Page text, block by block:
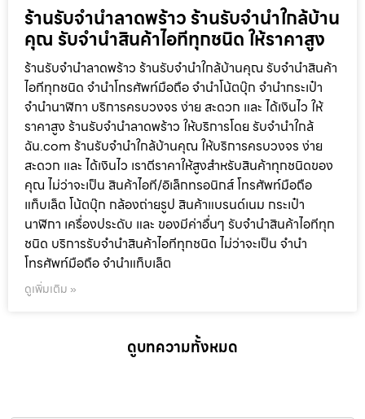
ร้านรับจำนำลาดพร้าว ร้านรับจำนำใกล้บ้าน
คุณ รับจำนำสินค้าไอทีทุกชนิด ให้ราคาสูง
ร้านรับจำนำลาดพร้าว ร้านรับจำนำใกล้บ้านคุณ รับจำนำสินค้า
ไอทีทุกชนิด จำนำโทรศัพท์มือถือ จำนำโน้ตบุ๊ก จำนำกระเป๋า
จำนำนาฬิกา บริการครบวงจร ง่าย สะดวก และ ได้เงินไว ให้
ราคาสูง ร้านรับจำนำลาดพร้าว ให้บริการโดย รับจํานําใกล้
ฉัน.com ร้านรับจำนำใกล้บ้านคุณ ให้บริการครบวงจร ง่าย
สะดวก และ ได้เงินไว เราตีราคาให้สูงสำหรับสินค้าทุกชนิดของ
คุณ ไม่ว่าจะเป็น สินค้าไอที/อิเล็กทรอนิกส์ โทรศัพท์มือถือ
แท็บเล็ต โน้ตบุ๊ก กล้องถ่ายรูป สินค้าแบรนด์เนม กระเป๋า
นาฬิกา เครื่องประดับ และ ของมีค่าอื่นๆ รับจำนำสินค้าไอทีทุก
ชนิด บริการรับจำนำสินค้าไอทีทุกชนิด ไม่ว่าจะเป็น จำนำ
โทรศัพท์มือถือ จำนำแท็บเล็ต
ดูเพิ่มเติม »
ดูบทความทั้งหมด